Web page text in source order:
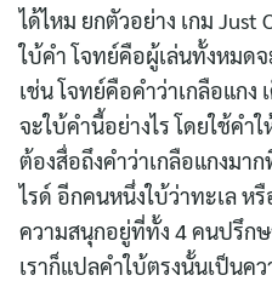
ได้ไหม ยกตัวอย่าง เกม
ใบ้คำ โจทย์คือผู้เล่นทั้งหมด
เช่น โจทย์คือคำว่าเกลือแกง
จะใบ้คำนี้อย่างไร โดยใช้คำ
ต้องสื่อถึงคำว่าเกลือแกงมา
ไรด์ อีกคนหนึ่งใบ้ว่าทะเล ห
ความสนุกอยู่ที่ทั้ง 4 คนปรึก
เราก็แปลคำใบ้ตรงนั้นเป็นค